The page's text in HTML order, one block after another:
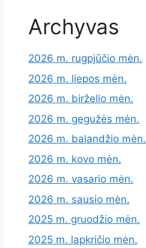
Archyvas
2026 m. rugpjūčio mėn.
2026 m. liepos mėn.
2026 m. birželio mėn.
2026 m. gegužės mėn.
2026 m. balandžio mėn.
2026 m. kovo mėn.
2026 m. vasario mėn.
2026 m. sausio mėn.
2025 m. gruodžio mėn.
2025 m. lapkričio mėn.